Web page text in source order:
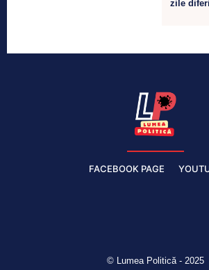
zile
FACEBOOK PAGE
© Lumea Politică - 2025